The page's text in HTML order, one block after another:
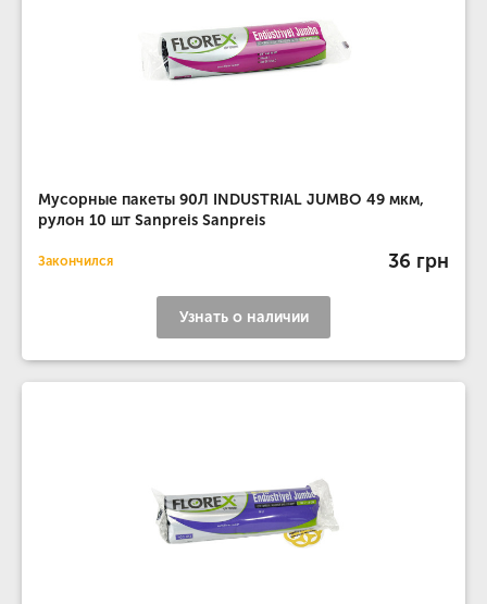
Мусорные пакеты 90Л INDUSTRIAL JUMBO 49 мкм,
рулон 10 шт Sanpreis Sanpreis
Закончился 36 грн
Узнать о наличии